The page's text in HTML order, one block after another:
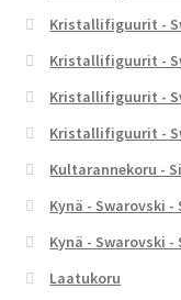
Kristallifiguurit -
Kristallifiguurit -
Kristallifiguurit -
Kristallifiguurit -
Kultarannekoru -
Kynä - Swarovski
Kynä - Swarovski
Laatukoru